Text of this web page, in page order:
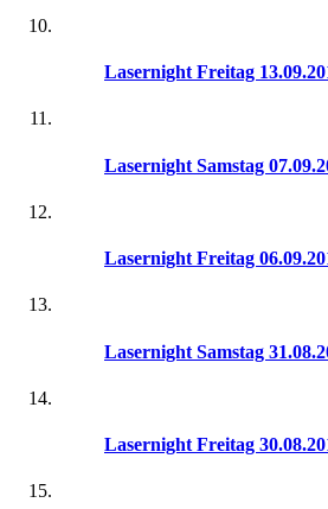
Lasernight Freitag
Lasernight Samstag
Lasernight Freitag
Lasernight Samstag
Lasernight Freitag